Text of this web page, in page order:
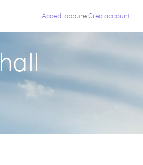
Accedi oppureCrea account